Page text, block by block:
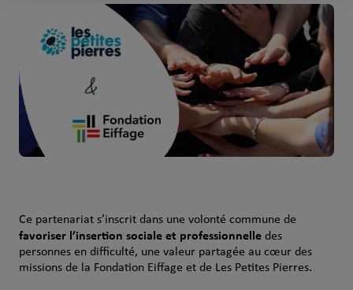
Ce partenariat s’inscrit dans une volonté commune de
favoriser l’insertion sociale et professionnelledes
personnes en difficulté, une valeur partagée au cœur des
missions de la Fondation Eiffage et de Les Petites Pierres.